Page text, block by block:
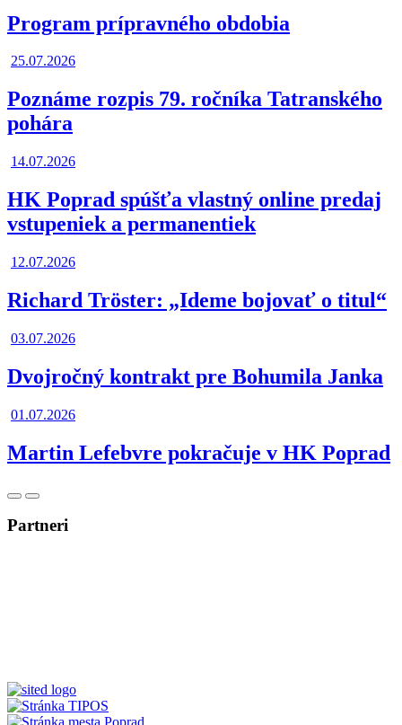
Program prípravného obdobia
25.07.2026
Poznáme rozpis 79. ročníka Tatranského
pohára
14.07.2026
HK Poprad spúšťa vlastný online predaj
vstupeniek a permanentiek
12.07.2026
Richard Tröster: „Ideme bojovať o titul“
03.07.2026
Dvojročný kontrakt pre Bohumila Janka
01.07.2026
Martin Lefebvre pokračuje v HK Poprad
PosunúťPosunúť
Partneri